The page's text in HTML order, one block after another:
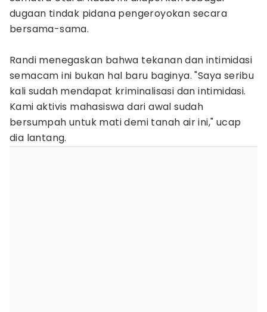
dugaan tindak pidana pengeroyokan secara
bersama-sama.
Randi menegaskan bahwa tekanan dan intimidasi
semacam ini bukan hal baru baginya. "Saya seribu
kali sudah mendapat kriminalisasi dan intimidasi.
Kami aktivis mahasiswa dari awal sudah
bersumpah untuk mati demi tanah air ini," ucap
dia lantang.